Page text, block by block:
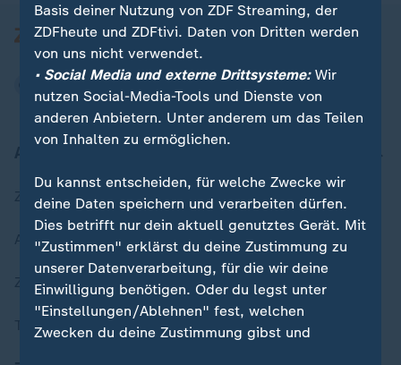
Zuletzt veröffentlicht
Aktuelle Sendungs-Videos
ZDFheute Stories
Themen im Überblick
Basis deiner Nutzung von ZDF Streaming, der
ZDFheute und ZDFtivi. Daten von Dritten werden
von uns nicht verwendet.
• Social Media und externe Drittsysteme:Wir
nutzen Social-Media-Tools und Dienste von
anderen Anbietern. Unter anderem um das Teilen
von Inhalten zu ermöglichen.
Du kannst entscheiden, für welche Zwecke wir
deine Daten speichern und verarbeiten dürfen.
Dies betrifft nur dein aktuell genutztes Gerät. Mit
"Zustimmen" erklärst du deine Zustimmung zu
unserer Datenverarbeitung, für die wir deine
Einwilligung benötigen. Oder du legst unter
"Einstellungen/Ablehnen" fest, welchen
Zwecken du deine Zustimmung gibst und